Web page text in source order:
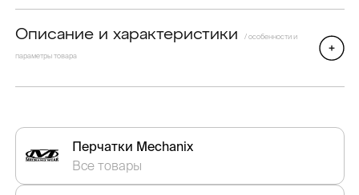
Описание и характеристики / особенности и
параметры товара
Перчатки Mechanix
Все товары